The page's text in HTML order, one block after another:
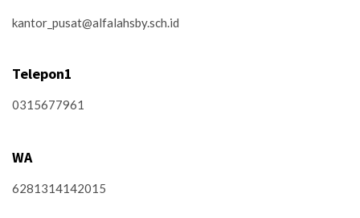
kantor_pusat@alfalahsby.sch.id
Telepon1
0315677961
WA
6281314142015